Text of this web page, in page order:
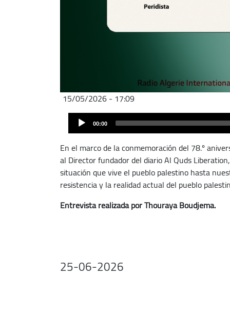
15/05/2026 - 17:09
Archivo
audio
Audio
Player 00:00
En el marco de la conmemoración del 78.º
al Director fundador del diario Al Quds
situación que vive el pueblo palestino hasta
resistencia y la realidad actual del pueblo
Entrevista realizada por Thouraya Boudjema.
25-06-2026